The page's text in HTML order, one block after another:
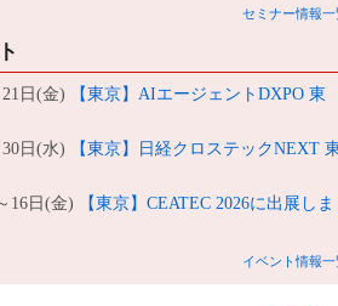
セミナー情報一
日(金)
【東京】AIエージェントDXPO 東
日(水)
【東京】日経クロステックNEXT
16日(金)
【東京】CEATEC 2026に出展しま
イベント情報一